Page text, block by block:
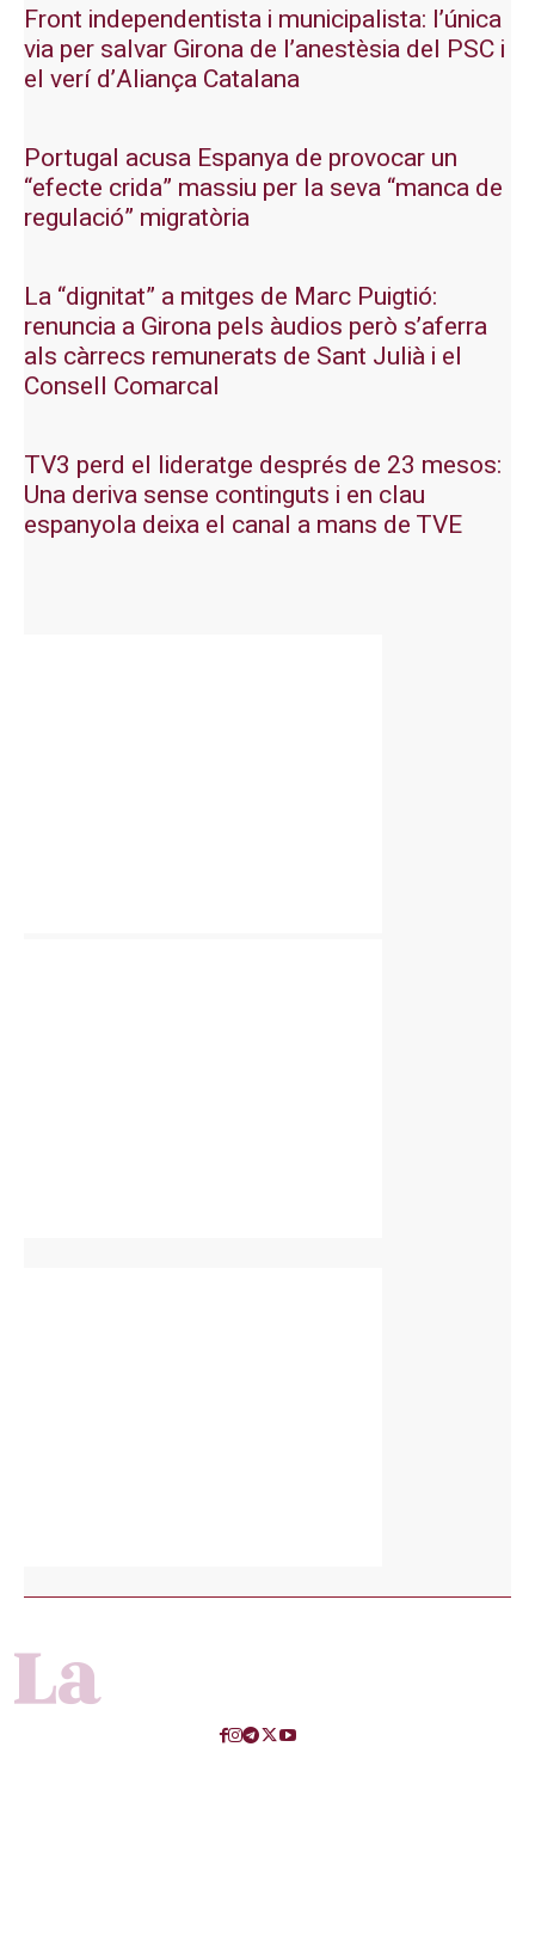
Front independentista i municipalista: l’única
via per salvar Girona de l’anestèsia del PSC i
el verí d’Aliança Catalana
Portugal acusa Espanya de provocar un
“efecte crida” massiu per la seva “manca de
regulació” migratòria
La “dignitat” a mitges de Marc Puigtió:
renuncia a Girona pels àudios però s’aferra
als càrrecs remunerats de Sant Julià i el
Consell Comarcal
TV3 perd el lideratge després de 23 mesos:
Una deriva sense continguts i en clau
espanyola deixa el canal a mans de TVE